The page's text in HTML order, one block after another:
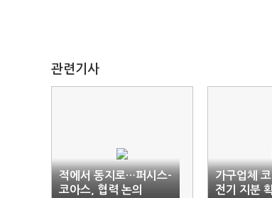
관련기사
적에서 동지로…퍼시스-
코아스, 협력 논의
가구업체
전기 지분